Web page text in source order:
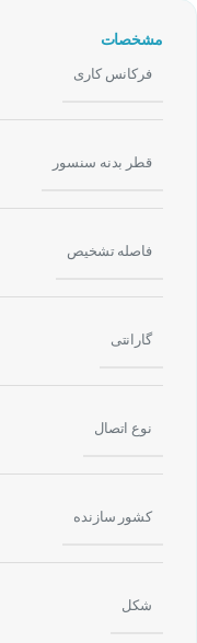
مشخصات
فرکانس کاری
قطر بدنه سنسور
فاصله تشخیص
گارانتی
نوع اتصال
کشور سازنده
شکل